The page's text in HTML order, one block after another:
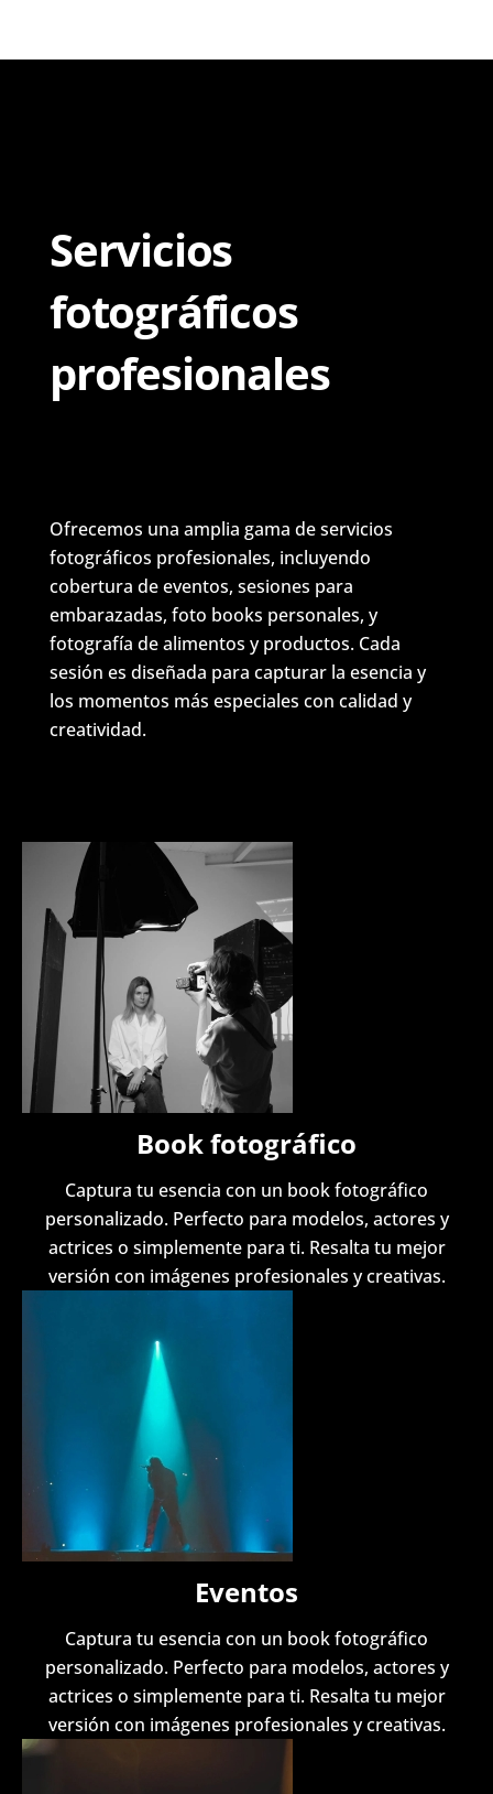
Servicios
fotográficos
profesionales
Ofrecemos una amplia gama de servicios
fotográficos profesionales, incluyendo
cobertura de eventos, sesiones para
embarazadas, foto books personales, y
fotografía de alimentos y productos. Cada
sesión es diseñada para capturar la esencia y
los momentos más especiales con calidad y
creatividad.
Book fotográfico
Captura tu esencia con un book fotográfico
personalizado. Perfecto para modelos, actores y
actrices o simplemente para ti. Resalta tu mejor
versión con imágenes profesionales y creativas.
Eventos
Captura tu esencia con un book fotográfico
personalizado. Perfecto para modelos, actores y
actrices o simplemente para ti. Resalta tu mejor
versión con imágenes profesionales y creativas.